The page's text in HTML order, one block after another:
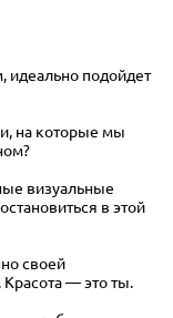
идеально подойдет
на которые мы
визуальные
в этой
своей
— это ты.